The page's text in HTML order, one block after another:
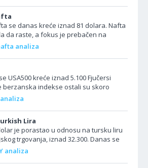
se danas kreće iznad 81 dolara. Nafta
da raste, a fokus je prebačen na
napada bespilotnim letelicama
analiza
USA500 kreće iznad 5.100 Fjučersi
berzanska indekse ostali su skoro
u utorak, jer su investitori ostali
Lira
je porastao u odnosu na tursku liru
trgovanja, iznad 32.300. Danas se
važni ekonomski podaci iz Turske ili...
analiza